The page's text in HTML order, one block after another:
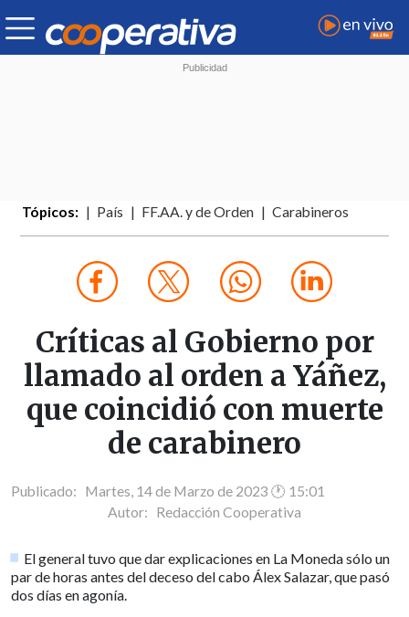
Tópicos: País FF.AA. y de Orden Carabineros
Críticas al Gobierno por
llamado al orden a Yáñez,
que coincidió con muerte
de carabinero
Publicado: Martes, 14 de Marzo de 2023 🕐 15:01
Autor: Redacción Cooperativa
El general tuvo que dar explicaciones en La Moneda sólo un
par de horas antes del deceso del cabo Álex Salazar, que pasó
dos días en agonía.